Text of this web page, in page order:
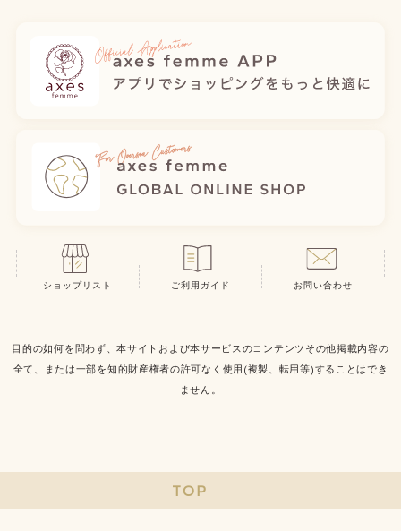
ショップリスト ご利用ガイド お問い合わせ
目的の如何を問わず、本サイトおよび本サービスのコンテンツその他掲載内容の
全て、または一部を知的財産権者の許可なく使用(複製、転用等)することはでき
ません。
TOP